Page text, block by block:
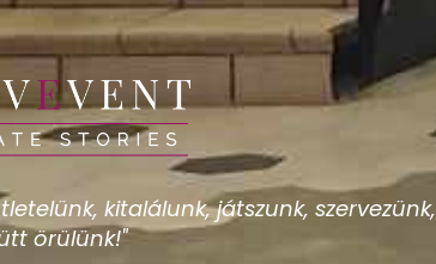
kitalálunk, játszunk, szervezünk,
örülünk!"